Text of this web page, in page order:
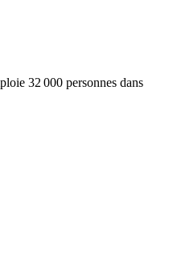
32 000 personnes dans